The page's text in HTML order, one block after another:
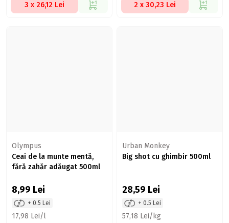
3 x 26,12 Lei 2 x 30,23 Lei
Olympus
Ceai de la munte mentă,
fără zahăr adăugat 500ml
8,99 Lei
+ 0.5 Lei
17,98 Lei/l
Urban Monkey
Big shot cu ghimbir 500ml
28,59 Lei
+ 0.5 Lei
57,18 Lei/kg